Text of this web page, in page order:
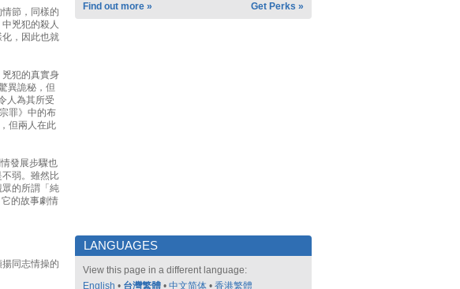
節，同樣的
兇犯的殺人
，因此也就
犯的真實身
異詭秘，但
人為其所受
罪》中的布
但兩人在此
發展步驟也
弱。雖然比
的所謂「純
的故事劇情
同志情操的
Find out more »
Get Perks »
LANGUAGES
View this page in a different language:
English • 台灣繁體 • 中文简体 • 香港繁體